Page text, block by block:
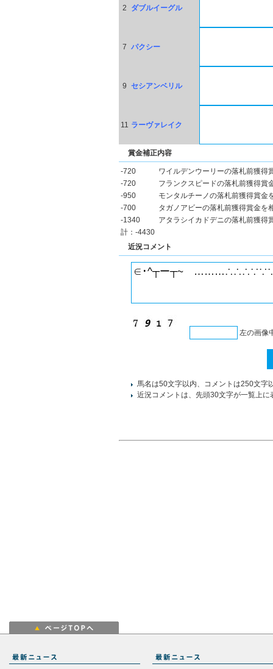
2 ダブルイーグル
7 パクシー
9 セシアンベリル
11 ラーヴァレイク
賞金補正内容
-720
ワイルデンウーリーの落札前獲得
-720
フランクスピードの落札前獲得賞
-950
モンタルチーノの落札前獲得賞金
-700
タガノアビーの落札前獲得賞金を
-1340
アタラシイカドデニの落札前獲得
計：-4430
近況コメント
左の画像
馬名は50文字以内、コメントは250文字
近況コメントは、先頭30文字が一覧上に